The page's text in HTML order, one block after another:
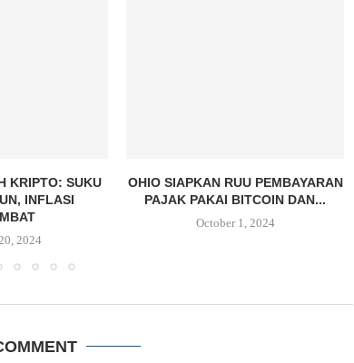
KRIPTO: SUKU
INFLASI
2024
OHIO SIAPKAN RUU PEMBAYARAN
PAJAK PAKAI BITCOIN DAN...
October 1, 2024